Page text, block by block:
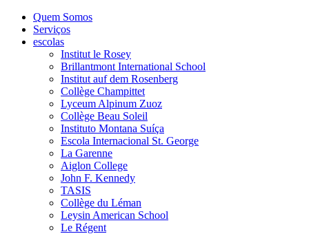
Quem Somos
Serviços
escolas
Institut le Rosey
Brillantmont International School
Institut auf dem Rosenberg
Collège Champittet
Lyceum Alpinum Zuoz
Collège Beau Soleil
Instituto Montana Suíça
Escola Internacional St. George
La Garenne
Aiglon College
John F. Kennedy
TASIS
Collège du Léman
Leysin American School
Le Régent